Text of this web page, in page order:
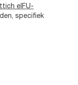
eIFU-
specifiek